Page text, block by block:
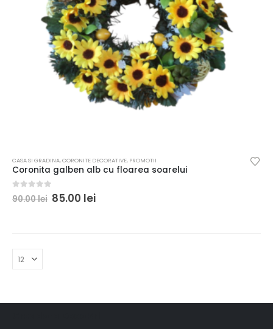
CASA SI GRADINA,CORONITE DECORATIVE, PROMOTII
Coronita galben alb cu floarea soarelui
0 out of 5
90.00lei 85.00 lei